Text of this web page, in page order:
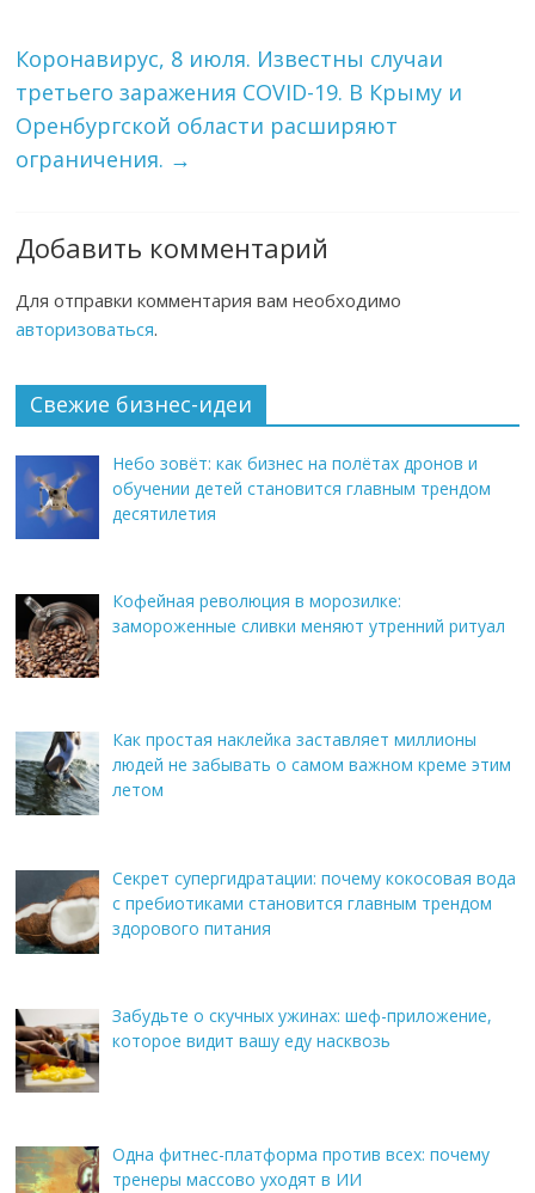
Коронавирус, 8 июля. Известны случаи
третьего заражения COVID-19. В Крыму и
Оренбургской области расширяют
ограничения. →
Добавить комментарий
Для отправки комментария вам необходимо
авторизоваться.
Свежие бизнес-идеи
Небо зовёт: как бизнес на полётах дронов и
обучении детей становится главным трендом
десятилетия
Кофейная революция в морозилке:
замороженные сливки меняют утренний ритуал
Как простая наклейка заставляет миллионы
людей не забывать о самом важном креме этим
летом
Секрет супергидратации: почему кокосовая вода
с пребиотиками становится главным трендом
здорового питания
Забудьте о скучных ужинах: шеф-приложение,
которое видит вашу еду насквозь
Одна фитнес-платформа против всех: почему
тренеры массово уходят в ИИ